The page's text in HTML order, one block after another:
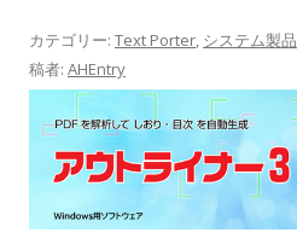
カテゴリー: Text Porter, システム製品
稿者: AHEntry